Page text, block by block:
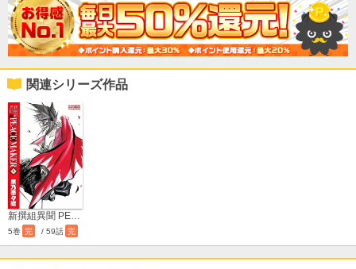
関連シリーズ作品
新撰組異聞 PEACE MAKER
5巻 完 / 59話 完